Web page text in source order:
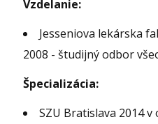
Vzdelanie:
Jesseniova lekárska
2008 - študijný odbor
Špecializácia:
SZU Bratislava 2014